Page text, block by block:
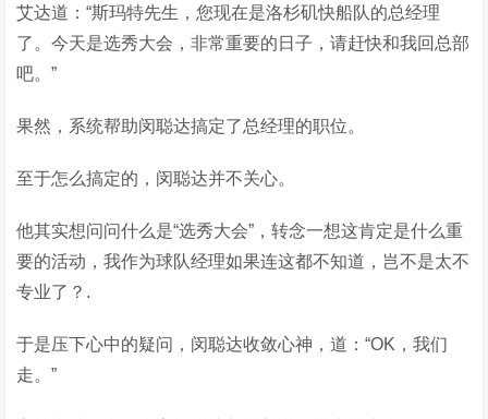
艾达道：“斯玛特先生，您现在是洛杉矶快船队的总经理
了。今天是选秀大会，非常重要的日子，请赶快和我回总部
吧。”
果然，系统帮助闵聪达搞定了总经理的职位。
至于怎么搞定的，闵聪达并不关心。
他其实想问问什么是“选秀大会”，转念一想这肯定是什么重
要的活动，我作为球队经理如果连这都不知道，岂不是太不
专业了？.
于是压下心中的疑问，闵聪达收敛心神，道：“OK，我们
走。”